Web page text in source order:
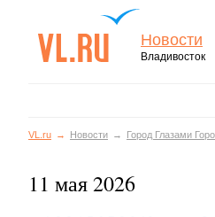
Новости
Владивосток
VL.ru Новости Город Глазами
11 мая 2026